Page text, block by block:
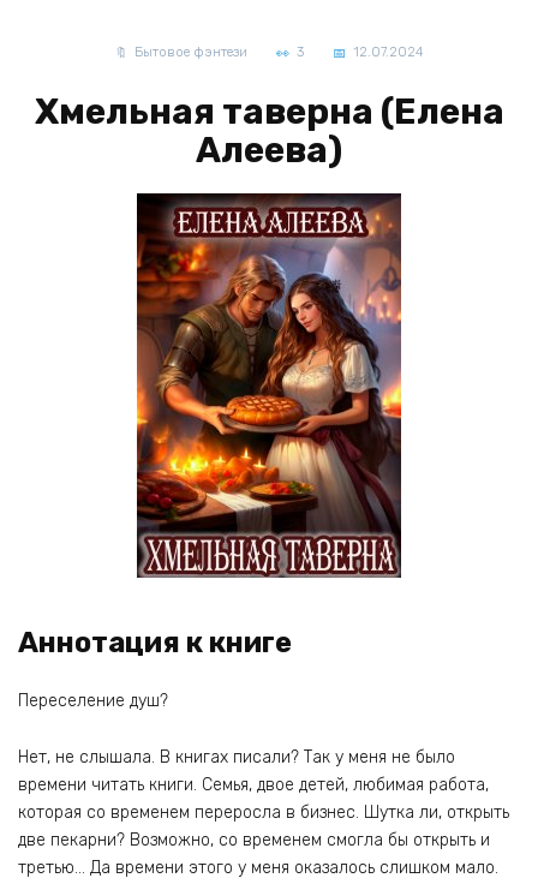
Бытовое фэнтези 3 12.07.2024
Хмельная таверна (Елена
Алеева)
Аннотация к книге
Переселение душ?
Нет, не слышала. В книгах писали? Так у меня не было
времени читать книги. Семья, двое детей, любимая работа,
которая со временем переросла в бизнес. Шутка ли, открыть
две пекарни? Возможно, со временем смогла бы открыть и
третью… Да времени этого у меня оказалось слишком мало.